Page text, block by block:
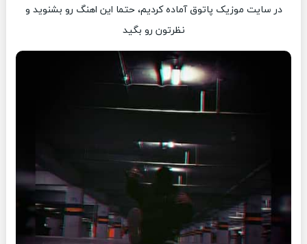
در سایت موزیک پاتوق آماده کردیم، حتما این اهنگ رو بشنوید و
نظرتون رو بگید